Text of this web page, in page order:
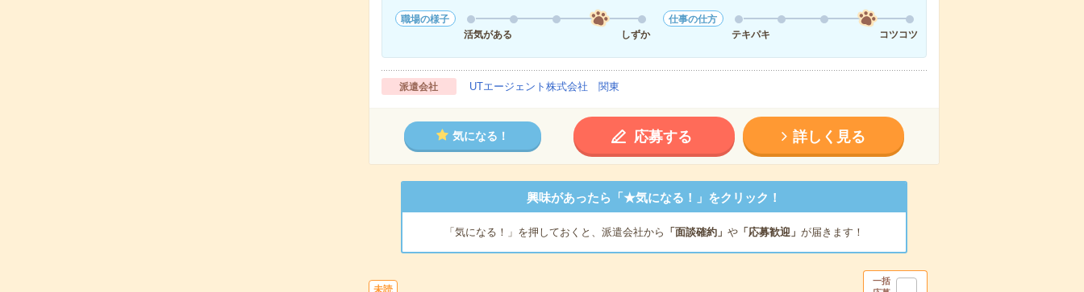
職場の様子
活気がある
しずか
仕事の仕方
テキパキ
コツコツ
派遣会社 UTエージェント株式会社 関東
気になる！ 応募する 詳しく見る
興味があったら「★気になる！」をクリック！
「気になる！」を押しておくと、派遣会社から 「面談確約」 や「応募歓迎」 が届きます！
未読
一括